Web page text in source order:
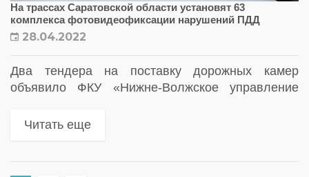
На трассах Саратовской области установят 63
комплекса фотовидеофиксации нарушений ПДД
28.04.2022
Два тендера на поставку дорожных камер
объявило ФКУ «Нижне-Волжское управление
Федерального дорожного агентства»
Читать еще